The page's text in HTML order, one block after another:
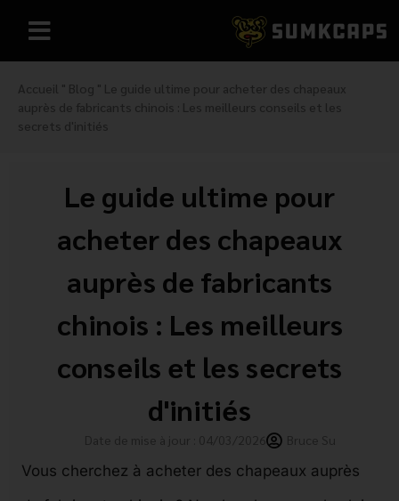
Accueil " Blog " Le guide ultime pour acheter des chapeaux
auprès de fabricants chinois : Les meilleurs conseils et les
secrets d'initiés
Le guide ultime pour
acheter des chapeaux
auprès de fabricants
chinois : Les meilleurs
conseils et les secrets
d'initiés
Vous cherchez à acheter des chapeaux auprès